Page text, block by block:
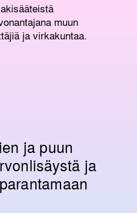
muun
ja virkakuntaa.
ja puun
ja